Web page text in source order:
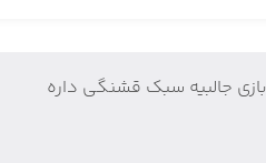
بازي جالبيه سبك قشنگي داره